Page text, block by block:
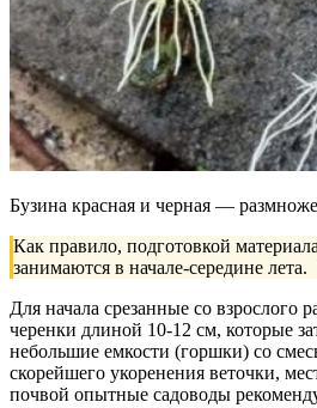
Бузина красная и черная —
Как правило, подготовкой
занимаются в начале-середине лета.
Для начала срезанные со взрослого
черенки длиной 10-12 см, которые
небольшие емкости (горшки) со
скорейшего укоренения веточки,
почвой опытные садоводы